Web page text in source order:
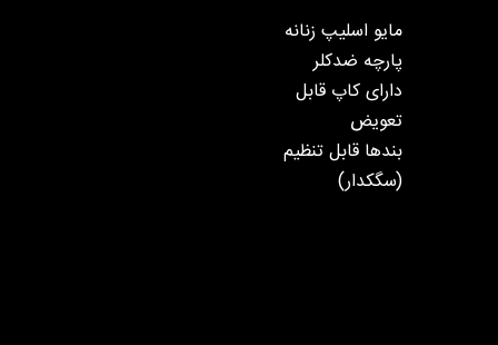
مایو اسلیپ زنانه
پارچه ضدکلر
دارای کاپ قابل
تعویض
بندها قابل تنظیم
(سگکدار)